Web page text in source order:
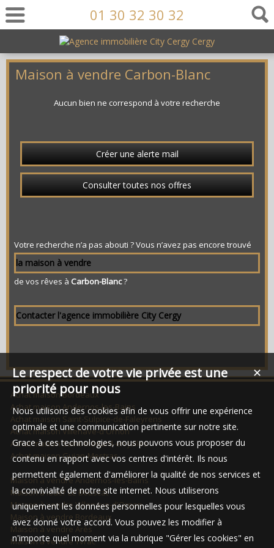
01 30 32 30 32
Maison à vendre Carbon-Blanc
Aucun bien ne correspond à votre recherche
Créer une alerte mail
Consulter toutes nos offres
Votre recherche n’a pas abouti ? Vous n’avez pas encore trouvé
la maison à vendre
de vos rêves à Carbon-Blanc?
Contacter l'agence immobilière City Cergy
Achat maison Bordeaux
Achat maison Andernos-les-Bains
Achat maison Saint-Sulpice-de-Faleyrens
Achat maison Villenave-d'Ornon
Achat maison Saint-Médard-en-Jalles
Achat maison Gujan-Mestras
Maison à vendre Andernos-les-Bains
Maison à louer Le Bouscat
Maison à vendre Villenave-d'Ornon
Maison à vendre Bordeaux
Maison à vendre Arès
Maison à vendre Yvrac
✕
Le respect de votre vie privée est une
priorité pour nous
Nous utilisons des cookies afin de vous offrir une expérience
optimale et une communication pertinente sur notre site.
Grace à ces technologies, nous pouvons vous proposer du
contenu en rapport avec vos centres d'intérêt. Ils nous
permettent également d'améliorer la qualité de nos services et
la convivialité de notre site internet. Nous utiliserons
uniquement les données personnelles pour lesquelles vous
avez donné votre accord. Vous pouvez les modifier à
n'importe quel moment via la rubrique "Gérer les cookies" en